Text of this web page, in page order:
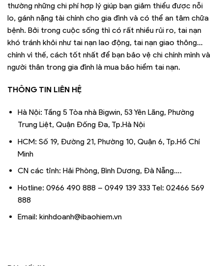
thường những chi phí hợp lý giúp bạn giảm thiểu được nỗi
lo, gánh nặng tài chính cho gia đình và có thể an tâm chữa
bệnh. Bởi trong cuộc sống thì có rất nhiều rủi ro, tai nạn
khó tránh khỏi như tai nạn lao động, tai nạn giao thông…
chính vì thế, cách tốt nhất để bạn bảo vệ chi chính mình và
người thân trong gia đình là mua bảo hiểm tai nạn.
THÔNG TIN LIÊN HỆ
Hà Nội: Tầng 5 Tòa nhà Bigwin, 53 Yên Lãng, Phường
Trung Liệt, Quận Đống Đa, Tp.Hà Nội
HCM: Số 19, Đường 21, Phường 10, Quận 6, Tp.Hồ Chí
Minh
CN các tỉnh: Hải Phòng, Bình Dương, Đà Nẵng….
Hotline: 0966 490 888 – 0949 139 333 Tel: 02466 569
888
Email: kinhdoanh@ibaohiem.vn